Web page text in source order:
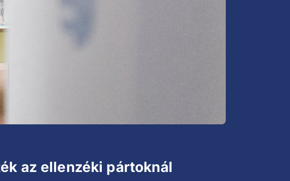
az ellenzéki pártoknál